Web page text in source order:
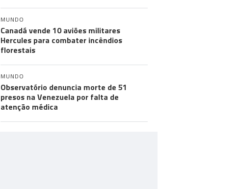
MUNDO
Canadá vende 10 aviões militares
Hercules para combater incêndios
florestais
MUNDO
Observatório denuncia morte de 51
presos na Venezuela por falta de
atenção médica